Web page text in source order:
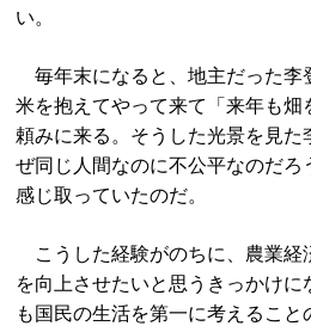
い。
毎年末になると、地主だった李
米を抱えてやって来て「来年も畑
頼みに来る。そうした光景を見た
ぜ同じ人間なのに不公平なのだろ
感じ取っていたのだ。
こうした経験がのちに、農業経
を向上させたいと思うきっかけに
も国民の生活を第一に考えること